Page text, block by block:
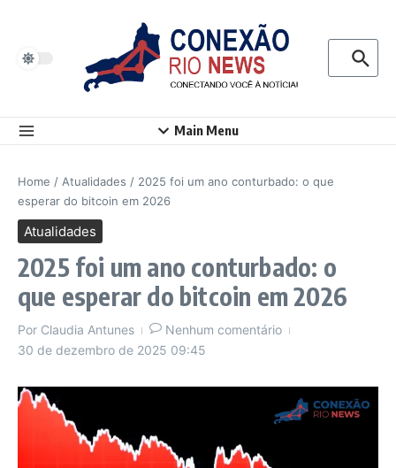
Procurar
Main Menu
Home / Atualidades / 2025 foi um ano conturbado: o que
esperar do bitcoin em 2026
Atualidades
2025 foi um ano conturbado: o
que esperar do bitcoin em 2026
Por Claudia Antunes
Nenhum comentário
30 de dezembro de 2025 09:45